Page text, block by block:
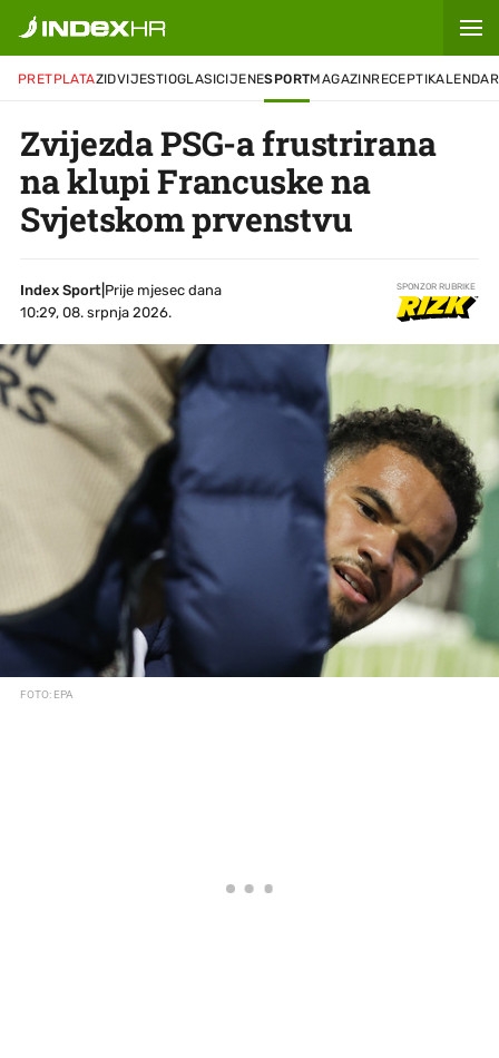
PRETPLATAZIDVIJESTIOGLASICIJENESPORTMAGAZINRECEPTIKALENDAR
Zvijezda PSG-a frustrirana
na klupi Francuske na
Svjetskom prvenstvu
Index Sport
Prije mjesec dana
10:29, 08. srpnja 2026.
SPONZOR RUBRIKE
FOTO: EPA